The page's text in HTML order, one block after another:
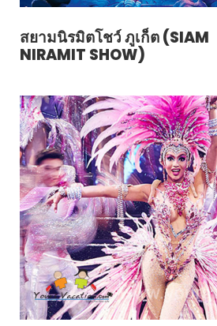
สยามนิรมิตโชว์ ภูเก็ต (SIAM
NIRAMIT SHOW)